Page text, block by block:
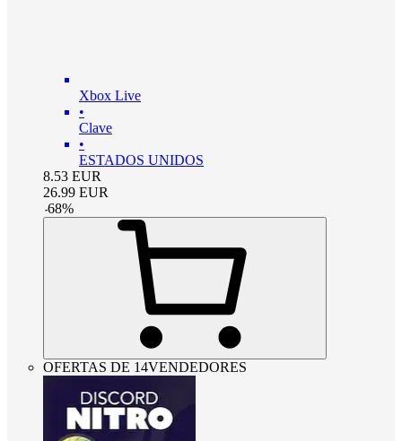
Xbox Live
•
Clave
•
ESTADOS UNIDOS
8.53 EUR
26.99 EUR
-68%
OFERTAS DE 14VENDEDORES